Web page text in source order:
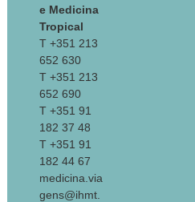
e Medicina
Tropical
T +351 213
652 630
T +351 213
652 690
T +351 91
182 37 48
T +351 91
182 44 67
medicina.via
gens@ihmt.